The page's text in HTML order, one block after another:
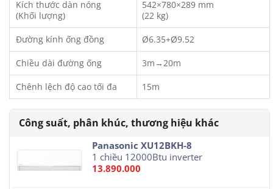
Kích thước dàn nóng
(Khối lượng)
542×780×289 mm
(22 kg)
Đường kính ống đồng Ø6.35+Ø9.52
Chiều dài đường ống 3m→20m
Chênh lệch độ cao tối đa 15m
Panasonic XU12BKH-8
1 chiều 12000Btu inverter
13.890.000